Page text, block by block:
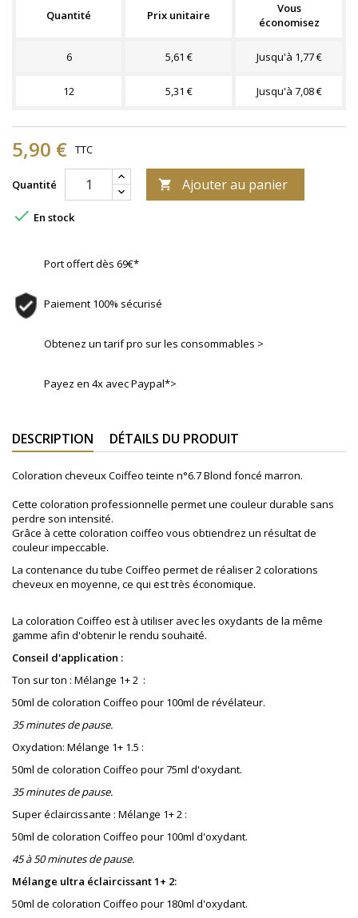
Quantité Prix unitaire
Vous
économisez
6 5,61 € Jusqu'à 1,77 €
12 5,31 € Jusqu'à 7,08 €
5,90 € TTC
Quantité  Ajouter au panier
 En stock
Port offert dès 69€*
Paiement 100% sécurisé
Obtenez un tarif pro sur les consommables >
Payez en 4x avec Paypal*>
DESCRIPTION DÉTAILS DU PRODUIT
Coloration cheveux Coiffeo teinte n°6.7 Blond foncé marron.
Cette coloration professionnelle permet une couleur durable sans
perdre son intensité.
Grâce à cette coloration coiffeo vous obtiendrez un résultat de
couleur impeccable.
La contenance du tube Coiffeo permet de réaliser 2 colorations
cheveux en moyenne, ce qui est très économique.
La coloration Coiffeo est à utiliser avec les oxydants de la même
gamme afin d'obtenir le rendu souhaité.
Conseil d'application :
Ton sur ton : Mélange 1+ 2 :
50ml de coloration Coiffeo pour 100ml de révélateur.
35 minutes de pause.
Oxydation: Mélange 1+ 1.5 :
50ml de coloration Coiffeo pour 75ml d'oxydant.
35 minutes de pause.
Super éclaircissante : Mélange 1+ 2 :
50ml de coloration Coiffeo pour 100ml d'oxydant.
45 à 50 minutes de pause.
Mélange ultra éclaircissant 1+ 2:
50ml de coloration Coiffeo pour 180ml d'oxydant.